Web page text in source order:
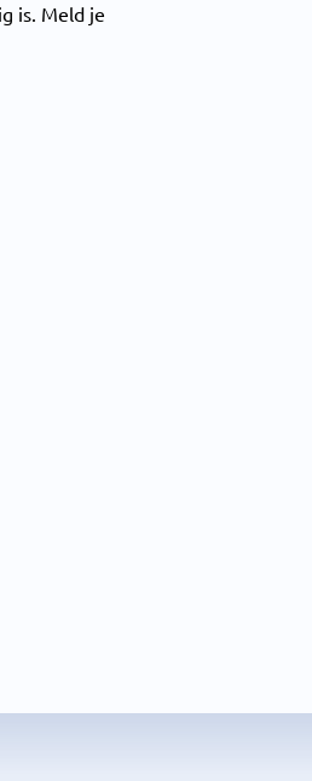
is. Meld je